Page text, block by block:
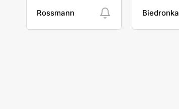
Rossmann Biedronka